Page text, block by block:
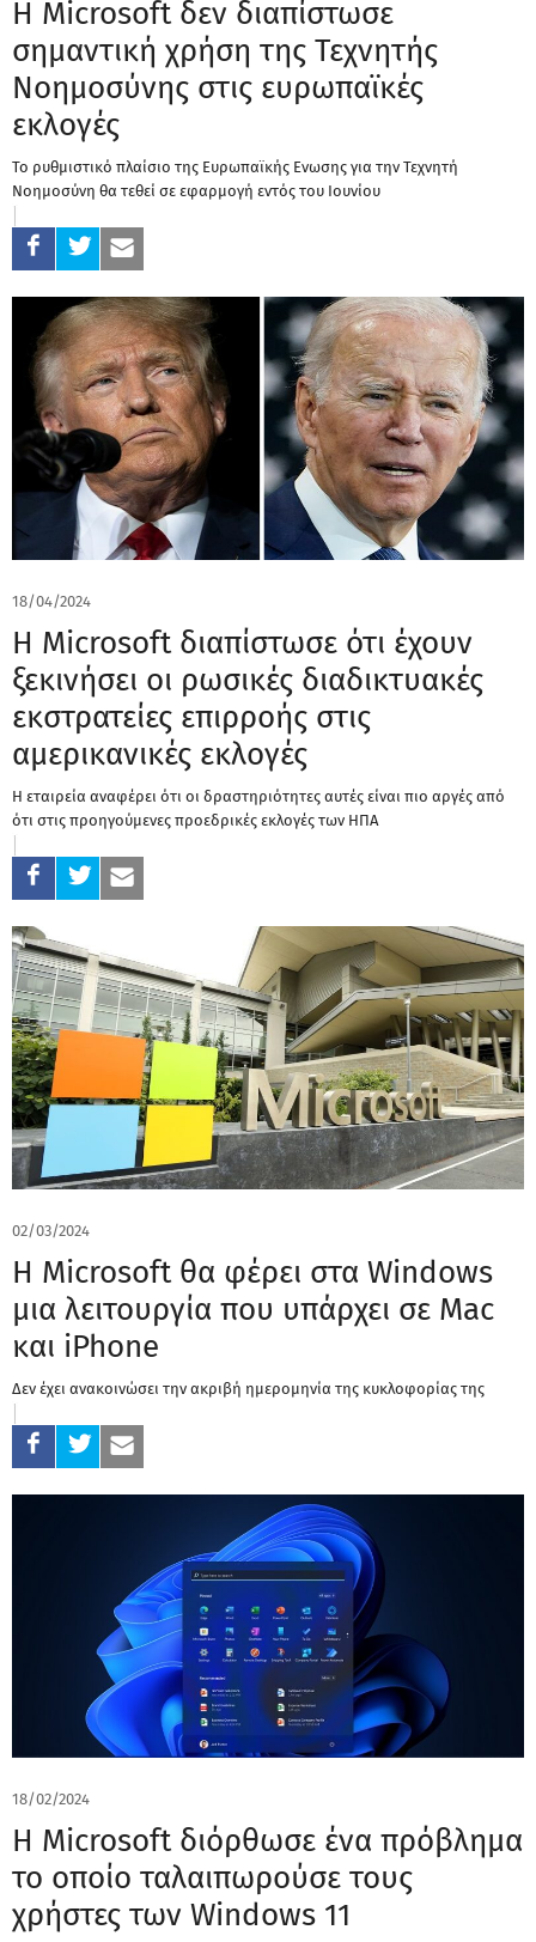
Η Microsoft δεν διαπίστωσε
σημαντική χρήση της Τεχνητής
Νοημοσύνης στις ευρωπαϊκές
εκλογές
Το ρυθμιστικό πλαίσιο της Ευρωπαϊκής Ενωσης για την Τεχνητή
Νοημοσύνη θα τεθεί σε εφαρμογή εντός του Ιουνίου
18/04/2024
Η Microsoft διαπίστωσε ότι έχουν
ξεκινήσει οι ρωσικές διαδικτυακές
εκστρατείες επιρροής στις
αμερικανικές εκλογές
Η εταιρεία αναφέρει ότι οι δραστηριότητες αυτές είναι πιο αργές από
ότι στις προηγούμενες προεδρικές εκλογές των ΗΠΑ
02/03/2024
Η Microsoft θα φέρει στα Windows
μια λειτουργία που υπάρχει σε Mac
και iPhone
Δεν έχει ανακοινώσει την ακριβή ημερομηνία της κυκλοφορίας της
18/02/2024
Η Microsoft διόρθωσε ένα πρόβλημα
το οποίο ταλαιπωρούσε τους
χρήστες των Windows 11